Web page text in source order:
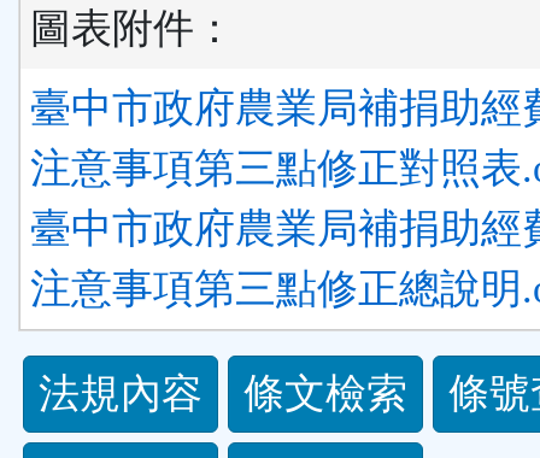
圖表附件：
臺中市政府農業局補捐助經
注意事項第三點修正對照表
臺中市政府農業局補捐助經
注意事項第三點修正總說明
法
規
法規內容 條文檢索
條